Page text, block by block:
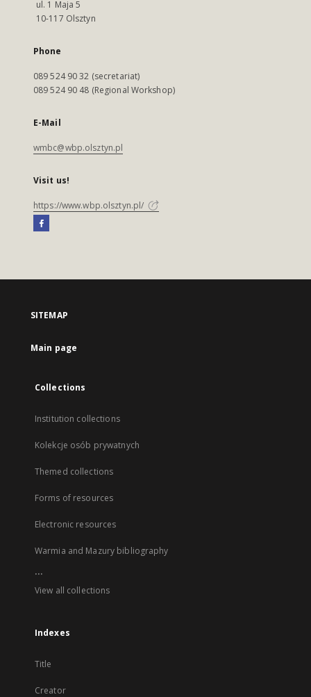
ul. 1 Maja 5
10-117 Olsztyn
Phone
089 524 90 32 (secretariat)
089 524 90 48 (Regional Workshop)
E-Mail
wmbc@wbp.olsztyn.pl
Visit us!
https://www.wbp.olsztyn.pl/
SITEMAP
Main page
Collections
Institution collections
Kolekcje osób prywatnych
Themed collections
Forms of resources
Electronic resources
Warmia and Mazury bibliography
...
View all collections
Indexes
Title
Creator